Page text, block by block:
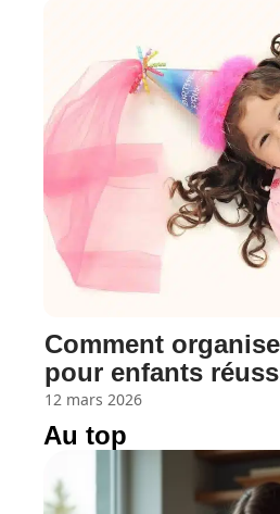
Comment
pour enfants
12 mars 2026
Au top